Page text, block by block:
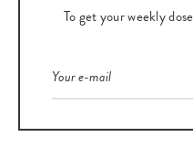
To get your weekly